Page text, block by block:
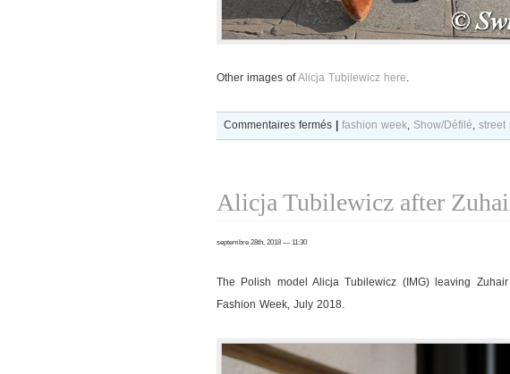
Other images ofAlicja Tubilewicz here.
Commentaires ferméssur
after
Alexis
fashion week, Show/Défilé, street
Alicja Tubilewicz after
septembre 28th, 2018 — 11:30
The Polish model Alicja Tubilewicz (IMG) leaving
Fashion Week, July 2018.